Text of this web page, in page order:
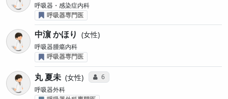
呼吸器・感染症内科
呼吸器専門医
中濵 かほり 女性
呼吸器腫瘍内科
呼吸器専門医
丸 夏未 女性 コミュニケーション・タイプ投票数
6
呼吸器外科